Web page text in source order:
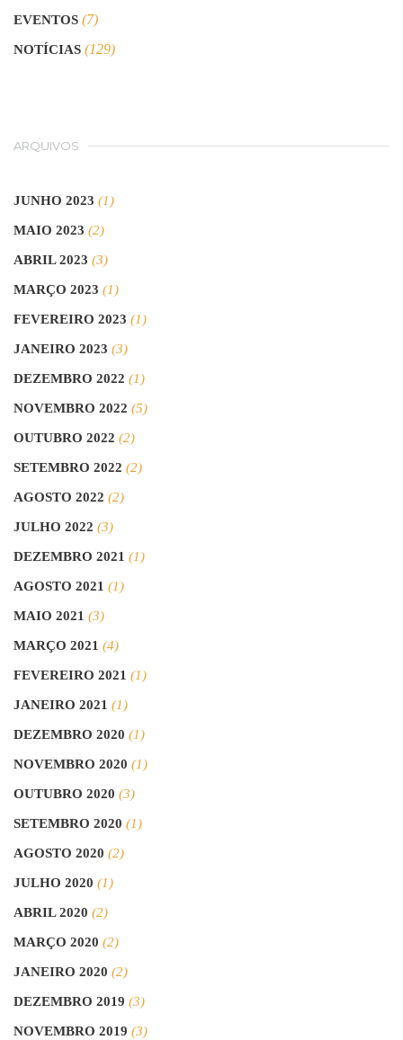
EVENTOS (7)
NOTÍCIAS (129)
ARQUIVOS
JUNHO 2023 (1)
MAIO 2023 (2)
ABRIL 2023 (3)
MARÇO 2023 (1)
FEVEREIRO 2023 (1)
JANEIRO 2023 (3)
DEZEMBRO 2022 (1)
NOVEMBRO 2022 (5)
OUTUBRO 2022 (2)
SETEMBRO 2022 (2)
AGOSTO 2022 (2)
JULHO 2022 (3)
DEZEMBRO 2021 (1)
AGOSTO 2021 (1)
MAIO 2021 (3)
MARÇO 2021 (4)
FEVEREIRO 2021 (1)
JANEIRO 2021 (1)
DEZEMBRO 2020 (1)
NOVEMBRO 2020 (1)
OUTUBRO 2020 (3)
SETEMBRO 2020 (1)
AGOSTO 2020 (2)
JULHO 2020 (1)
ABRIL 2020 (2)
MARÇO 2020 (2)
JANEIRO 2020 (2)
DEZEMBRO 2019 (3)
NOVEMBRO 2019 (3)